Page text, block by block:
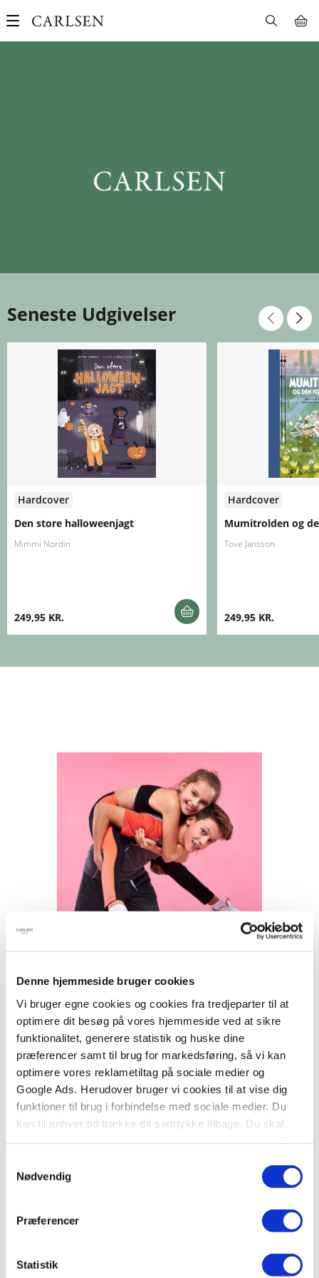
Denne hjemmeside bruger cookies
Vi bruger egne cookies og cookies fra tredjeparter til at
optimere dit besøg på vores hjemmeside ved at sikre
funktionalitet, generere statistik og huske dine
præferencer samt til brug for markedsføring, så vi kan
optimere vores reklametiltag på sociale medier og
Google Ads. Herudover bruger vi cookies til at vise dig
funktioner til brug i forbindelse med sociale medier. Du
kan til enhver tid trække dit samtykke tilbage. Du skal
tilbagetrækker et samtykke.
Nødvendig
Præferencer
Statistik
Main
navigation
Seneste Udgivelser
Hardcover
Den store halloweenjagt
Mimmi Nordin
249,95 KR.
Hardcover
Mumitrolden og
Tove Jansson
249,95 KR.
Vi støtter børn og unge
Forlaget Carlsen og Lindhardt og
Ringhof er en del af Egmont, som
er Danmarks største
mediekoncern. Egmont har fortalt
historier i over 100 år, laver film i
Oscarklasse og fortæller historier
magasiner. Egmont er en dansk